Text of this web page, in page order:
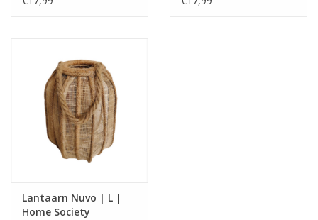
Lantaarn Nuvo | L |
Home Society